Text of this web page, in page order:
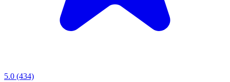
5.0 (434)